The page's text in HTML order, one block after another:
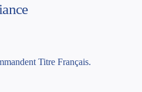
Titre Français.